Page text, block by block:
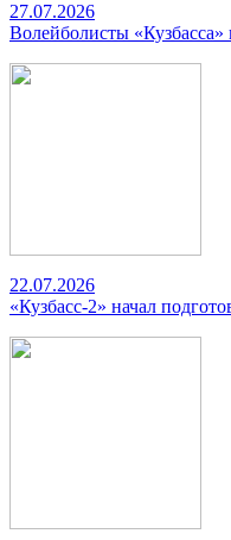
27.07.2026
Волейболисты
22.07.2026
«Кузбасс-2» начал